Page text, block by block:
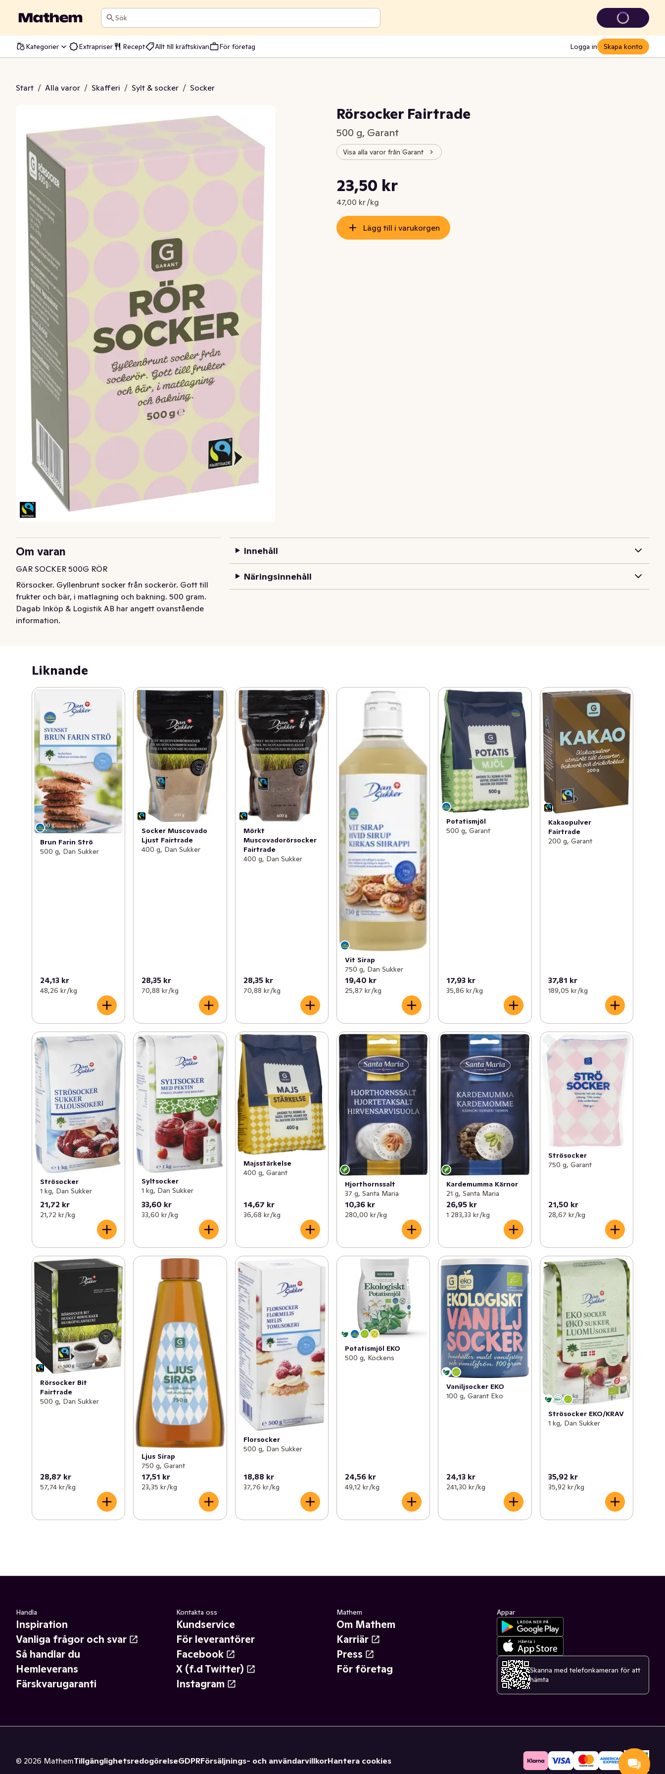
Sök
Kategorier Extrapriser Recept Allt till kräftskivan För företag Logga in Skapa konto
Start / Alla varor / Skafferi / Sylt & socker / Socker
Fairtrade
Rörsocker Fairtrade
500 g, Garant
Visa alla varor från Garant
Nuvarande pris är: 23,50 kr
23,50 kr
47,00 kr /kg
Styckpris: 47,00 kr /kg
Lägg till i varukorgen
Om varan
GAR SOCKER 500G RÖR
Rörsocker. Gyllenbrunt socker från sockerör. Gott till
frukter och bär, i matlagning och bakning. 500 gram.
Dagab Inköp & Logistik AB har angett ovanstående
information.
Innehåll
Näringsinnehåll
Liknande
Brun Farin Strö
500 g, Dan Sukker
24,13 kr
48,26 kr /kg
Socker Muscovado
Ljust Fairtrade
400 g, Dan Sukker
28,35 kr
70,88 kr /kg
Mörkt
Muscovadorörsocker
Fairtrade
400 g, Dan Sukker
28,35 kr
70,88 kr /kg
Vit Sirap
750 g, Dan Sukker
19,40 kr
25,87 kr /kg
Potatismjöl
500 g, Garant
17,93 kr
35,86 kr /kg
Kakaopulver
Fairtrade
200 g, Garant
37,81 kr
189,05 kr /kg
Strösocker
1 kg, Dan Sukker
21,72 kr
21,72 kr /kg
Syltsocker
1 kg, Dan Sukker
33,60 kr
33,60 kr /kg
Majsstärkelse
400 g, Garant
14,67 kr
36,68 kr /kg
Hjorthornssalt
37 g, Santa Maria
10,36 kr
280,00 kr /kg
Kardemumma Kärnor
21 g, Santa Maria
26,95 kr
1 283,33 kr /kg
Strösocker
750 g, Garant
21,50 kr
28,67 kr /kg
Rörsocker Bit
Fairtrade
500 g, Dan Sukker
28,87 kr
57,74 kr /kg
Ljus Sirap
750 g, Garant
17,51 kr
23,35 kr /kg
Florsocker
500 g, Dan Sukker
18,88 kr
37,76 kr /kg
Potatismjöl EKO
500 g, Kockens
24,56 kr
49,12 kr /kg
Vaniljsocker EKO
100 g, Garant Eko
24,13 kr
241,30 kr /kg
Strösocker EKO/KRAV
1 kg, Dan Sukker
35,92 kr
35,92 kr /kg
Handla
Inspiration
Vanliga frågor och svar
Så handlar du
Hemleverans
Färskvarugaranti
Kontakta oss
Kundservice
För leverantörer
Facebook
X (f.d Twitter)
Instagram
Mathem
Om Mathem
Karriär
Press
För företag
Appar
Skanna med telefonkameran för att
hämta
© 2026 MathemTillgänglighetsredogörelseGDPRFörsäljnings- och användarvillkorHantera cookies